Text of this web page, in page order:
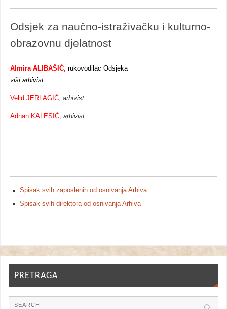
Odsjek za naučno-istraživačku i kulturno-
obrazovnu djelatnost
Almira ALIBAŠIĆ, rukovodilac Odsjeka
viši arhivist
Velid JERLAGIĆ, arhivist
Adnan KALESIĆ, arhivist
Spisak svih zaposlenih od osnivanja Arhiva
Spisak svih direktora od osnivanja Arhiva
PRETRAGA